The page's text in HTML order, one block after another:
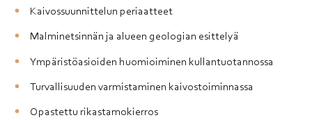
Kaivossuunnittelun periaatteet
Malminetsinnän ja alueen geologian esittelyä
Ympäristöasioiden huomioiminen kullantuotannossa
Turvallisuuden varmistaminen kaivostoiminnassa
Opastettu rikastamokierros